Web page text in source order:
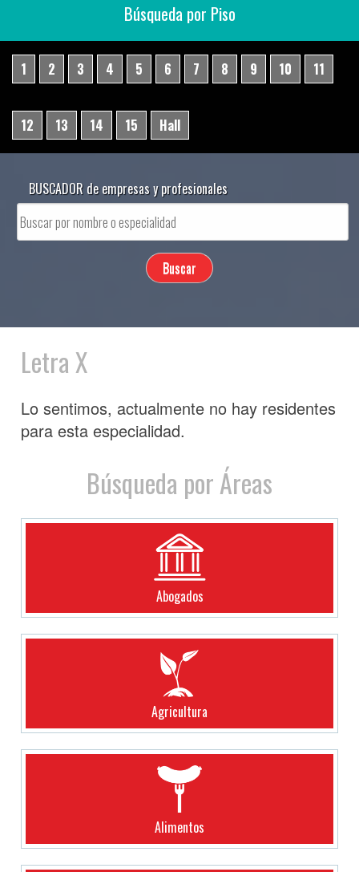
Búsqueda por Piso
1 2 3 4 5 6 7 8 9 10 11
12 13 14 15 Hall
BUSCADOR de empresas y profesionales
Letra X
Lo sentimos, actualmente no hay residentes
para esta especialidad.
Búsqueda por Áreas
Abogados
Agricultura
Alimentos